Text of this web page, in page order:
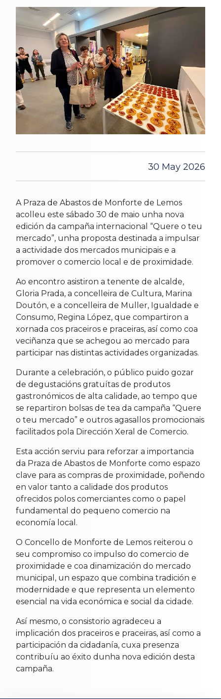
30 May 2026
A Praza de Abastos de Monforte de Lemos
acolleu este sábado 30 de maio unha nova
edición da campaña internacional “Quere o teu
mercado”, unha proposta destinada a impulsar
a actividade dos mercados municipais e a
promover o comercio local e de proximidade.
Ao encontro asistiron a tenente de alcalde,
Gloria Prada, a concelleira de Cultura, Marina
Doutón, e a concelleira de Muller, Igualdade e
Consumo, Regina López, que compartiron a
xornada cos praceiros e praceiras, así como coa
veciñanza que se achegou ao mercado para
participar nas distintas actividades organizadas.
Durante a celebración, o público puido gozar
de degustacións gratuítas de produtos
gastronómicos de alta calidade, ao tempo que
se repartiron bolsas de tea da campaña “Quere
o teu mercado” e outros agasallos promocionais
facilitados pola Dirección Xeral de Comercio.
Esta acción serviu para reforzar a importancia
da Praza de Abastos de Monforte como espazo
clave para as compras de proximidade, poñendo
en valor tanto a calidade dos produtos
ofrecidos polos comerciantes como o papel
fundamental do pequeno comercio na
economía local.
O Concello de Monforte de Lemos reiterou o
seu compromiso co impulso do comercio de
proximidade e coa dinamización do mercado
municipal, un espazo que combina tradición e
modernidade e que representa un elemento
esencial na vida económica e social da cidade.
Así mesmo, o consistorio agradeceu a
implicación dos praceiros e praceiras, así como a
participación da cidadanía, cuxa presenza
contribuíu ao éxito dunha nova edición desta
campaña.